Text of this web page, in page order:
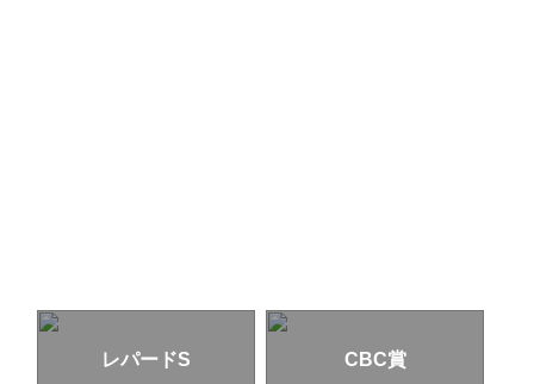
レパードS CBC賞